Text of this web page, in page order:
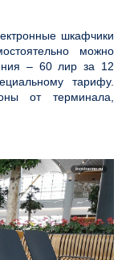
шкафчики
можно
– 60 лир за 12
тарифу.
от терминала,